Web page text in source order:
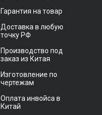
Гарантия на товар
Доставка в любую
точку РФ
Производство под
заказ из Китая
Изготовление по
чертежам
Оплата инвойса в
Китай